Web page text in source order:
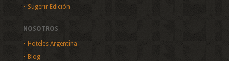
Sugerir Edición
NOSOTROS
Hoteles Argentina
Blog